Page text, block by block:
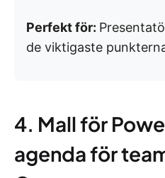
Perfekt för:
de viktigaste
4. Mall för
agenda för